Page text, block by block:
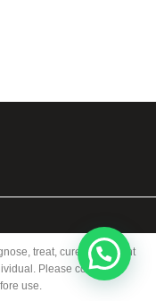
treat, cure, or prevent
Please consult a
use.